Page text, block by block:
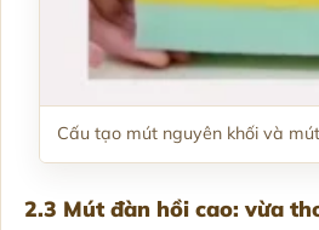
Cấu tạo mút nguyên khối và
2.3 Mút đàn hồi cao: vừa